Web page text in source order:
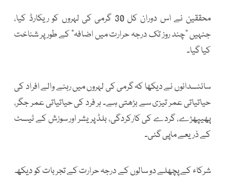
محققین نے اس دوران کل 30 گرمی کی لہروں کو ریکارڈ کیا،
جنہیں “چند روز تک درجہ حرارت میں اضافہ” کے طور پر شناخت
کیا گیا۔
سائنسدانوں نے دیکھا کہ گرمی کی لہروں میں رہنے والے افراد کی
حیاتیاتی عمر تیزی سے بڑھتی ہے۔ ہر فرد کی حیاتیاتی عمر جگر،
پھیپھڑے، گردے کی کارکردگی، بلڈ پریشر اور سوزش کے ٹیسٹ
کے ذریعے ماپی گئی۔
شرکاء کے پچھلے دو سالوں کے درجہ حرارت کے تجربات کو دیکھ